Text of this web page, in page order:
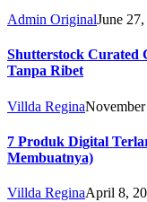
Admin OriginalJune
Shutterstock Curated
Tanpa Ribet
Villda Regina
7 Produk Digital
Membuatnya)
Villda ReginaApril 8,